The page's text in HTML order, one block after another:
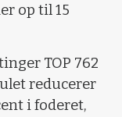
op til 15
TOP 762
reducerer
i foderet,